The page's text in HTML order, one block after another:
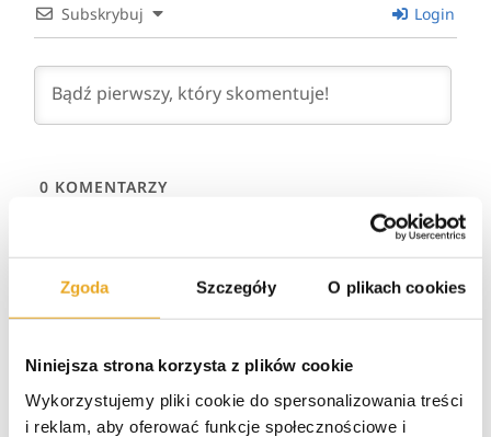
Zgoda Szczegóły O plikach cookies
Niniejsza strona korzysta z plików cookie
Wykorzystujemy pliki cookie do spersonalizowania treści
i reklam, aby oferować funkcje społecznościowe i
Subskrybuj Login
0 KOMENTARZY